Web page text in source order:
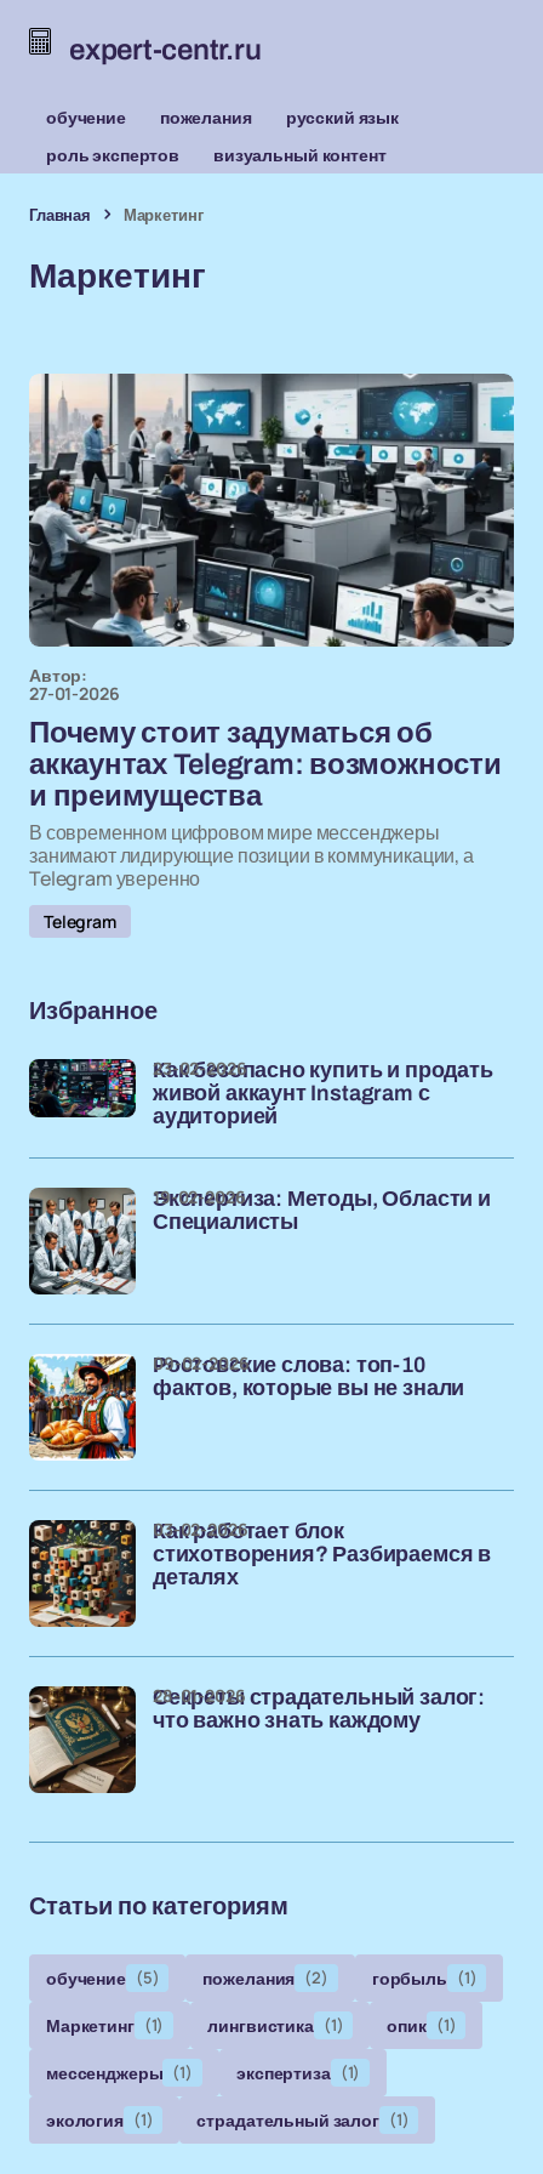
expert-centr.ru
обучение пожелания
русский язык
роль экспертов
визуальный контент
Главная Маркетинг
Маркетинг
Автор:
27-01-2026
Почему стоит задуматься об
аккаунтах Telegram: возможности
и преимущества
В современном цифровом мире мессенджеры
занимают лидирующие позиции в коммуникации, а
Telegram уверенно
Telegram
Избранное
Как безопасно купить и продать
живой аккаунт Instagram с
аудиторией
23-02-2026
Экспертиза: Методы, Области и
Специалисты
19-02-2026
Ростовские слова: топ-10
фактов, которые вы не знали
09-02-2026
Как работает блок
стихотворения? Разбираемся в
деталях
03-02-2026
Секреты страдательный залог:
что важно знать каждому
28-01-2026
Статьи по категориям
обучение (5) пожелания (2) горбыль (1)
Маркетинг (1) лингвистика (1) опик (1)
мессенджеры (1) экспертиза (1)
экология (1) страдательный залог (1)